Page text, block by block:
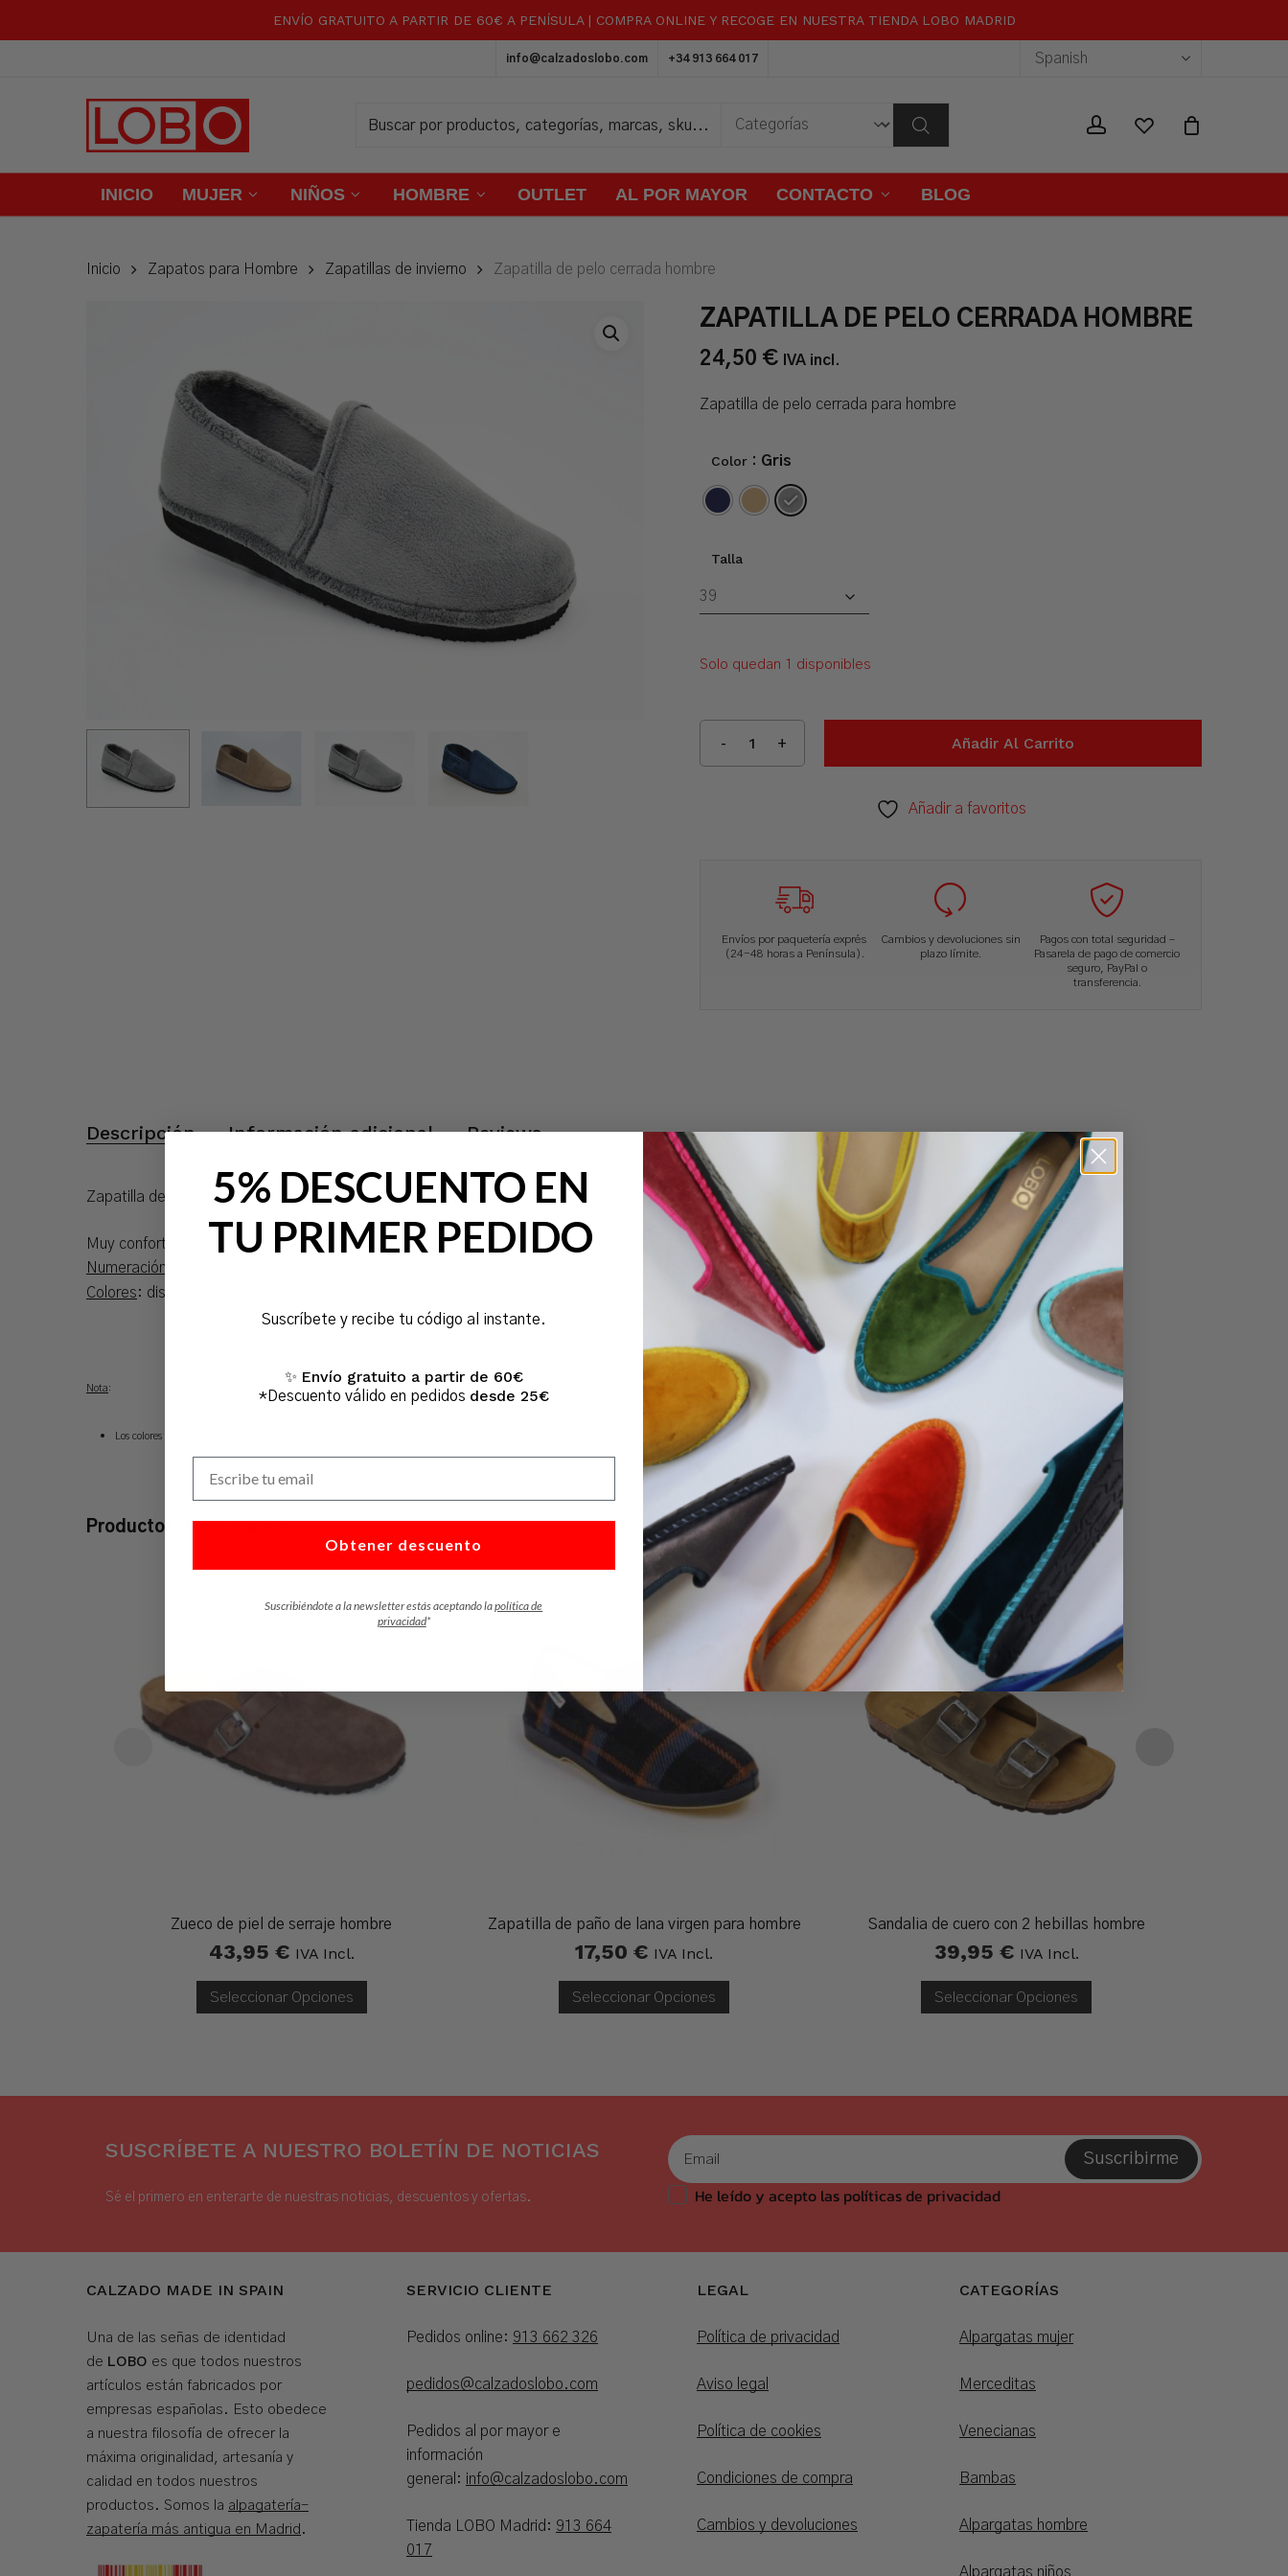
ENVÍO GRATUITO A PARTIR DE 60€ A PENÍSULA | COMPRA ONLINE Y RECOGE EN NUESTRA TIENDA LOBO MADRID
info@calzadoslobo.com +34 913 664 017
accountwishlist
INICIO MUJER NIÑOS HOMBRE OUTLET AL POR MAYOR CONTACTO BLOG
Carrito Close
No hay productos en el carrito.
Inicio Zapatos para Hombre Zapatillas de invierno Zapatilla de pelo cerrada hombre
ZAPATILLA DE PELO CERRADA HOMBRE
24,50 € IVA incl.
Zapatilla de pelo cerrada para hombre
Color : Gris
Talla
Solo quedan 1 disponibles
Añadir Al Carrito
Añadir a favoritos
Envíos por paquetería exprés
(24-48 horas a Península).
Cambios y devoluciones sin
plazo límite.
Pagos con total seguridad –
Pasarela de pago de comercio
seguro, PayPal o
transferencia.
Descripción Información adicional Reviews
Zapatilla de pelo suapel forrada cerrada para hombre. Suela muy ligera, silenciosa, cómoda y no resbala.
Muy confortable y calentita, ideal para el invierno.
Numeración
Colores: disponible en 3 colores
Nota:
Los colores reales pueden sufrir variaciones de tonalidad respecto a la foto en función de los ajustes de brillo y contraste del monitor.
Productos relacionados
Zueco de piel de serraje hombre
43,95 € IVA Incl.
Seleccionar Opciones
Zapatilla de paño de lana virgen para hombre
17,50 € IVA Incl.
Seleccionar Opciones
Sandalia de cuero con 2 hebillas hombre
39,95 € IVA Incl.
Seleccionar Opciones
SUSCRÍBETE A NUESTRO BOLETÍN DE NOTICIAS
Sé el primero en enterarte de nuestras noticias, descuentos y ofertas.
Suscribirme
He leído y acepto las políticas de privacidad
CALZADO MADE IN SPAIN
Una de las señas de identidad
de LOBO es que todos nuestros
artículos están fabricados por
empresas españolas. Esto obedece
a nuestra filosofía de ofrecer la
máxima originalidad, artesanía y
calidad en todos nuestros
productos. Somos la alpagatería-
zapatería más antigua en Madrid .
SERVICIO CLIENTE
Pedidos online: 913 662 326
pedidos@calzadoslobo.com
Pedidos al por mayor e
información
general: info@calzadoslobo.com
Tienda LOBO Madrid: 913 664
017
LEGAL
Política de privacidad
Aviso legal
Política de cookies
Condiciones de compra
Cambios y devoluciones
CATEGORÍAS
Alpargatas mujer
Merceditas
Venecianas
Bambas
Alpargatas hombre
Alpargatas niños
5% DESCUENTO EN
TU PRIMER PEDIDO
Suscríbete y recibe tu código al instante.
✨ Envío gratuito a partir de 60€
*Descuento válido en pedidos desde 25€
Obtener descuento
Suscribiéndote a la newsletter estás aceptando lapolítica de
privacidad*